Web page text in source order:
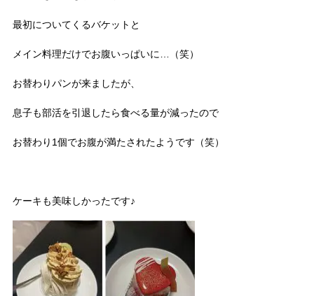
最初についてくるバケットと
メイン料理だけでお腹いっぱいに…（笑）
お替わりパンが来ましたが、
息子も部活を引退したら食べる量が減ったので
お替わり1個でお腹が満たされたようです（笑）
ケーキも美味しかったです♪